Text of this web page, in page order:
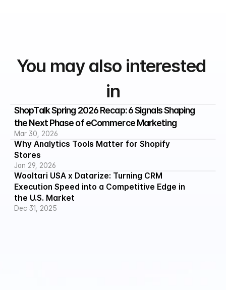
You may also interested
in
ShopTalk Spring 2026 Recap: 6 Signals Shaping
the Next Phase of eCommerce Marketing
Mar 30, 2026
Why Analytics Tools Matter for Shopify
Stores
Jan 29, 2026
Wooltari USA x Datarize: Turning CRM
Execution Speed into a Competitive Edge in
the U.S. Market
Dec 31, 2025